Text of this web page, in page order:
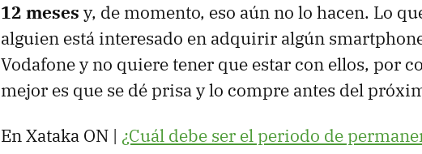
12 meses y, de momento, eso aún no lo hacen. Lo
alguien está interesado en adquirir algún
Vodafone y no quiere tener que estar con ellos, por
mejor es que se dé prisa y lo compre antes del
En Xataka ON | ¿Cuál debe ser el periodo de